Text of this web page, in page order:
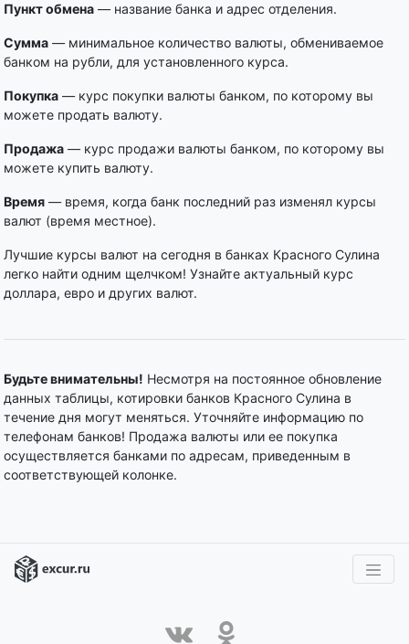
Пункт обмена — название банка и адрес отделения.
Сумма — минимальное количество валюты, обмениваемое
банком на рубли, для установленного курса.
Покупка — курс покупки валюты банком, по которому вы
можете продать валюту.
Продажа — курс продажи валюты банком, по которому вы
можете купить валюту.
Время — время, когда банк последний раз изменял курсы
валют (время местное).
Лучшие курсы валют на сегодня в банках Красного Сулина
легко найти одним щелчком! Узнайте актуальный курс
доллара, евро и других валют.
Будьте внимательны! Несмотря на постоянное обновление
данных таблицы, котировки банков Красного Сулина в
течение дня могут меняться. Уточняйте информацию по
телефонам банков! Продажа валюты или ее покупка
осуществляется банками по адресам, приведенным в
соответствующей колонке.